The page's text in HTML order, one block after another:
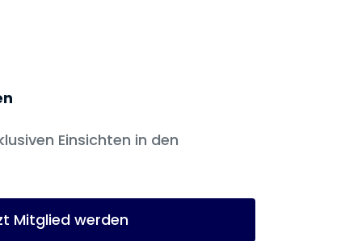
Einsichten in den
Mitglied werden